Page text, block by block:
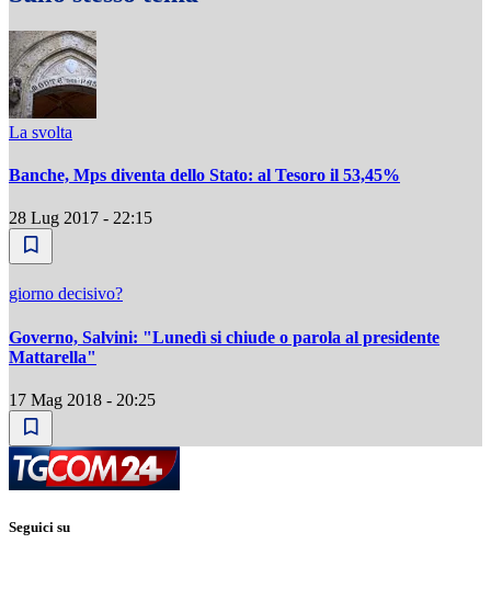
La svolta
Banche, Mps diventa dello Stato: al Tesoro il 53,45%
28 Lug 2017 - 22:15
giorno decisivo?
Governo, Salvini: "Lunedì si chiude o parola al presidente
Mattarella"
17 Mag 2018 - 20:25
Seguici su